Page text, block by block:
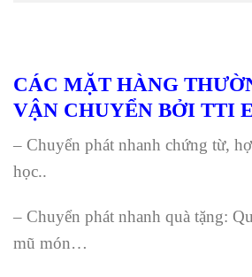
CÁC MẶT HÀNG
VẬN CHUYỂN BỞI TTI
– Chuyển phát nhanh chứng từ,
học..
– Chuyển phát nhanh quà tặng:
mũ món…